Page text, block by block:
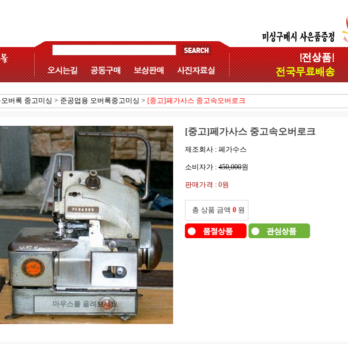
버록 중고미싱 > 준공업용 오버록중고미싱 > [중고]페가사스 중고속오버로크
마우스를 올려보세요
[중고]페가사스 중고속오버로크
제조회사 : 페가수스
소비자가 : 450,000원
판매가격 : 0원
총 상품 금액 0 원